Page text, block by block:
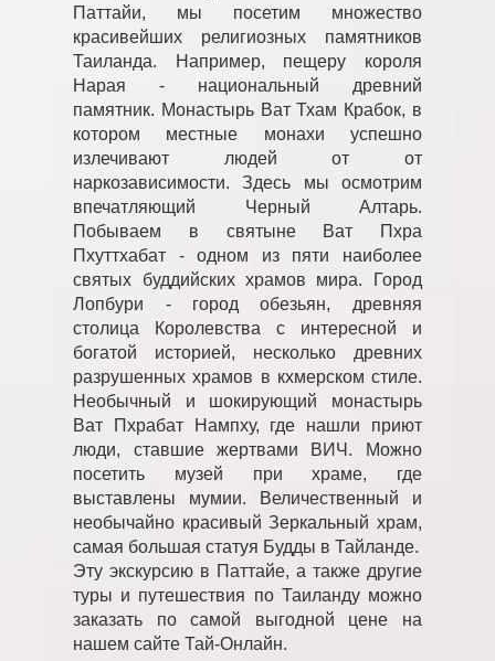
Паттайи, мы посетим множество
красивейших религиозных памятников
Таиланда. Например, пещеру короля
Нарая - национальный древний
памятник. Монастырь Ват Тхам Крабок, в
котором местные монахи успешно
излечивают людей от от
наркозависимости. Здесь мы осмотрим
впечатляющий Черный Алтарь.
Побываем в святыне Ват Пхра
Пхуттхабат - одном из пяти наиболее
святых буддийских храмов мира. Город
Лопбури - город обезьян, древняя
столица Королевства с интересной и
богатой историей, несколько древних
разрушенных храмов в кхмерском стиле.
Необычный и шокирующий монастырь
Ват Пхрабат Нампху, где нашли приют
люди, ставшие жертвами ВИЧ. Можно
посетить музей при храме, где
выставлены мумии. Величественный и
необычайно красивый Зеркальный храм,
самая большая статуя Будды в Тайланде.
Эту экскурсию в Паттайе, а также другие
туры и путешествия по Таиланду можно
заказать по самой выгодной цене на
нашем сайте Тай-Онлайн.